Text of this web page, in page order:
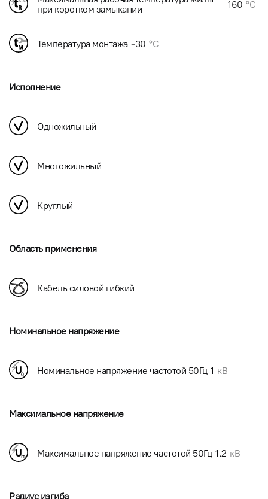
при коротком замыкании
160 °C
Температура монтажа -30 °C
Исполнение
Одножильный
Многожильный
Круглый
Область применения
Кабель силовой гибкий
Номинальное напряжение
Номинальное напряжение частотой 50Гц 1 кВ
Максимальное напряжение
Максимальное напряжение частотой 50Гц 1.2 кВ
Радиус изгиба